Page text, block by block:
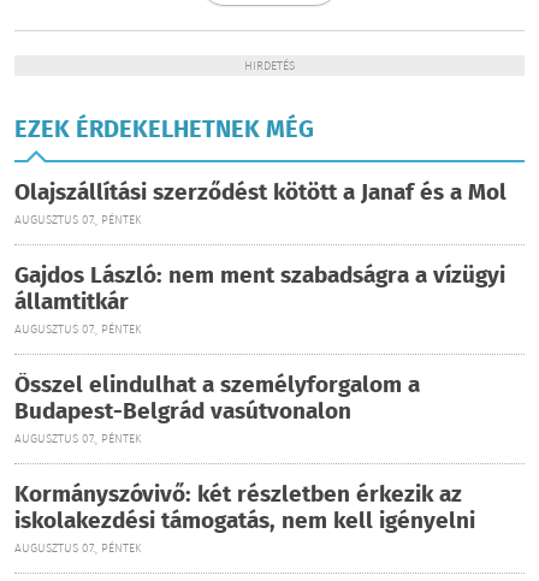
HIRDETÉS
EZEK ÉRDEKELHETNEK MÉG
Olajszállítási szerződést kötött a Janaf és a Mol
AUGUSZTUS 07., PÉNTEK
Gajdos László: nem ment szabadságra a vízügyi
államtitkár
AUGUSZTUS 07., PÉNTEK
Ősszel elindulhat a személyforgalom a
Budapest-Belgrád vasútvonalon
AUGUSZTUS 07., PÉNTEK
Kormányszóvivő: két részletben érkezik az
iskolakezdési támogatás, nem kell igényelni
AUGUSZTUS 07., PÉNTEK